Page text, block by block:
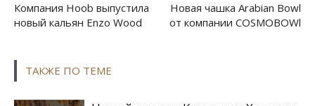
Компания Hoob выпустила
новый кальян Enzo Wood
Новая чашка Arabian Bowl
от компании COSMOBOWl
ТАКЖЕ ПО ТЕМЕ